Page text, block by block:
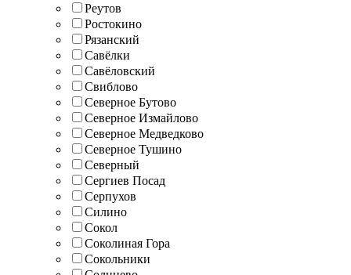
Реутов
Ростокино
Рязанский
Савёлки
Савёловский
Свиблово
Северное Бутово
Северное Измайлово
Северное Медведково
Северное Тушино
Северный
Сергиев Посад
Серпухов
Силино
Сокол
Соколиная Гора
Сокольники